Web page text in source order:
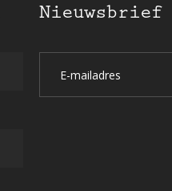
Nieuwsbrief